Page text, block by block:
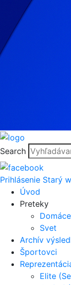
Search
Prihlásenie Starý
Úvod
Preteky
Svet
Archív
Športovci
Elite